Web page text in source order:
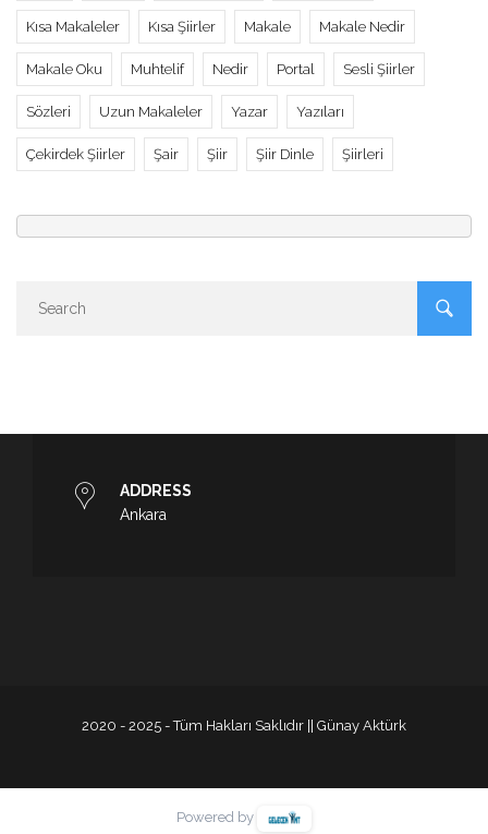
Kısa Makaleler Kısa Şiirler Makale Makale Nedir
Makale Oku Muhtelif Nedir Portal Sesli Şiirler
Sözleri Uzun Makaleler Yazar Yazıları
Çekirdek Şiirler Şair Şiir Şiir Dinle Şiirleri
ADDRESS
Ankara
2020 - 2025 - Tüm Hakları Saklıdır || Günay Aktürk
Powered by